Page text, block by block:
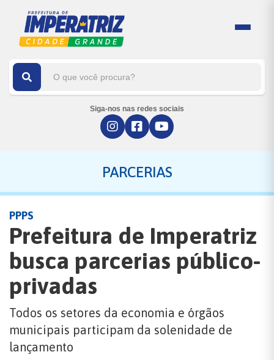
Siga-nos nas redes sociais
PARCERIAS
PPPS
Prefeitura de Imperatriz
busca parcerias público-
privadas
Todos os setores da economia e órgãos
municipais participam da solenidade de
lançamento